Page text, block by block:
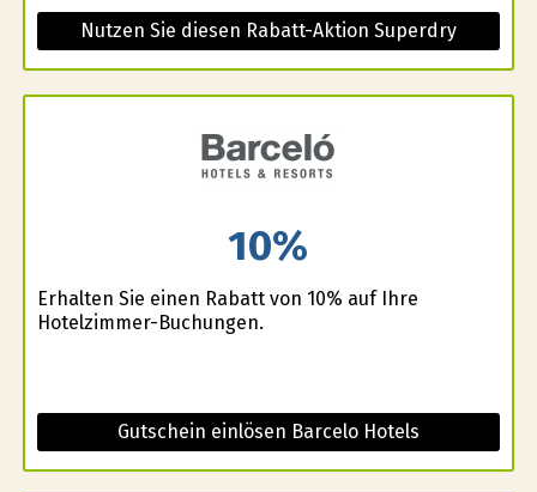
Nutzen Sie diesen Rabatt-Aktion Superdry
10%
Erhalten Sie einen Rabatt von 10% auf Ihre
Hotelzimmer-Buchungen.
Gutschein einlösen Barcelo Hotels